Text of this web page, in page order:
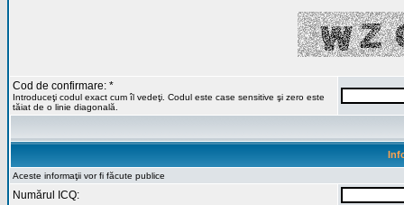
Cod de confirmare: *
Introduceţi codul exact cum îl vedeţi. Codul este case sensitive şi zero este
tăiat de o linie diagonală.
Aceste informaţii vor fi făcute publice
Numărul ICQ: